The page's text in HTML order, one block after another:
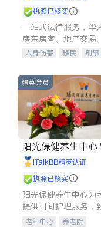
执照已核实
一站式法律服务，华
房东房客、地产交易
伤害、车祸重伤、商
建筑合同、刑事案件
人身伤害 移民
刑事
信托/遗嘱
商业
商
律师-其它 保
精英会员
阳光保健养生中心
shine
iTalkBB精英认证
执照已核实
阳光保健养生中心为
提供日间护理服务，
通过持续的护理创新
老年中心 养老院